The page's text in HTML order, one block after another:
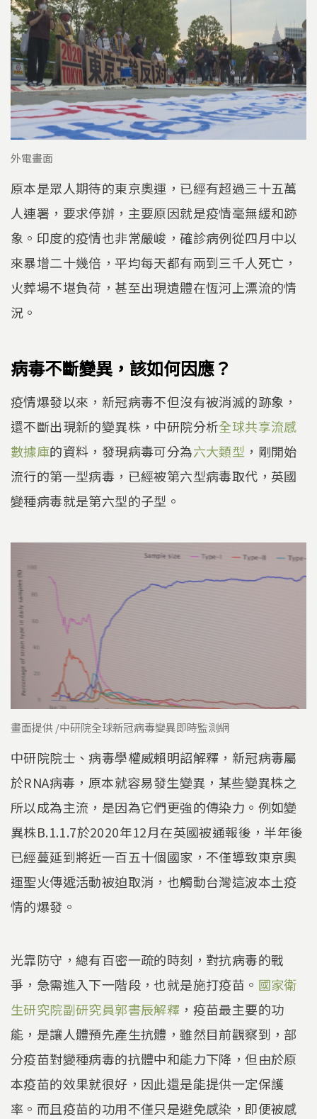
外電畫面
原本是眾人期待的東京奧運，已經有超過三十五萬
人連署，要求停辦，主要原因就是疫情毫無緩和跡
象。印度的疫情也非常嚴峻，確診病例從四月中以
來暴增二十幾倍，平均每天都有兩到三千人死亡，
火葬場不堪負荷，甚至出現遺體在恆河上漂流的情
況。
病毒不斷變異，該如何因應？
疫情爆發以來，新冠病毒不但沒有被消滅的跡象，
還不斷出現新的變異株，中研院分析全球共享流感
數據庫的資料，發現病毒可分為六大類型 ，剛開始
流行的第一型病毒，已經被第六型病毒取代，英國
變種病毒就是第六型的子型。
畫面提供 /中研院全球新冠病毒變異即時監測網
中研院院士、病毒學權威賴明詔解釋，新冠病毒屬
於RNA病毒，原本就容易發生變異，某些變異株之
所以成為主流，是因為它們更強的傳染力。例如變
異株B.1.1.7於2020年12月在英國被通報後，半年後
已經蔓延到將近一百五十個國家，不僅導致東京奧
運聖火傳遞活動被迫取消，也觸動台灣這波本土疫
情的爆發。
光靠防守，總有百密一疏的時刻，對抗病毒的戰
爭，急需進入下一階段，也就是施打疫苗。 國家衛
生研究院副研究員郭書辰解釋 ，疫苗最主要的功
能，是讓人體預先產生抗體，雖然目前觀察到，部
分疫苗對變種病毒的抗體中和能力下降，但由於原
本疫苗的效果就很好，因此還是能提供一定保護
率。而且疫苗的功用不僅只是避免感染，即便被感